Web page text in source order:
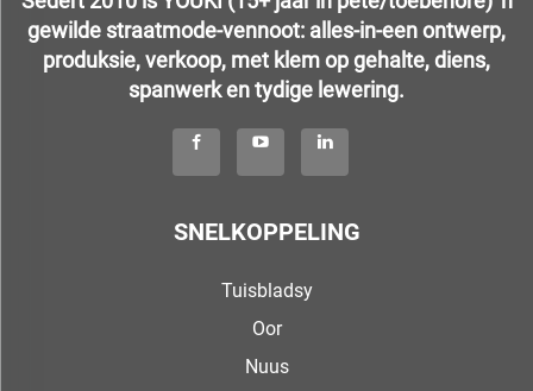
gewilde straatmode-vennoot: alles-in-een ontwerp,
produksie, verkoop, met klem op gehalte, diens,
spanwerk en tydige lewering.
SNELKOPPELING
Tuisbladsy
Oor
Nuus